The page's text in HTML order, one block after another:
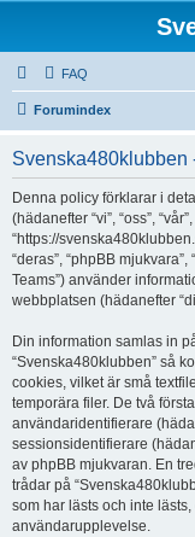
FAQ
Forumindex
Svenska480klubben
Denna policy förklarar i
(hädanefter “vi”, “oss”,
“https://
“deras”, “phpBB
Teams”) använder
webbplatsen (hädanefter
Din information samlas in
“Svenska480klubben” så
cookies, vilket är små
temporära filer. De två
användaridentifierare
sessionsidentifierare
av phpBB mjukvaran. En
trådar på
som har lästs och inte
användarupplevelse.